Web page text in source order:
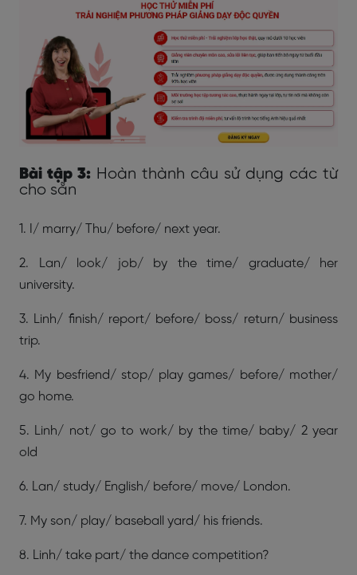
Bài tập 3: Hoàn thành câu sử dụng các từ
cho sẵn
1. I/ marry/ Thu/ before/ next year.
2. Lan/ look/ job/ by the time/ graduate/ her
university.
3. Linh/ finish/ report/ before/ boss/ return/ business
trip.
4. My besfriend/ stop/ play games/ before/ mother/
go home.
5. Linh/ not/ go to work/ by the time/ baby/ 2 year
old
6. Lan/ study/ English/ before/ move/ London.
7. My son/ play/ baseball yard/ his friends.
8. Linh/ take part/ the dance competition?